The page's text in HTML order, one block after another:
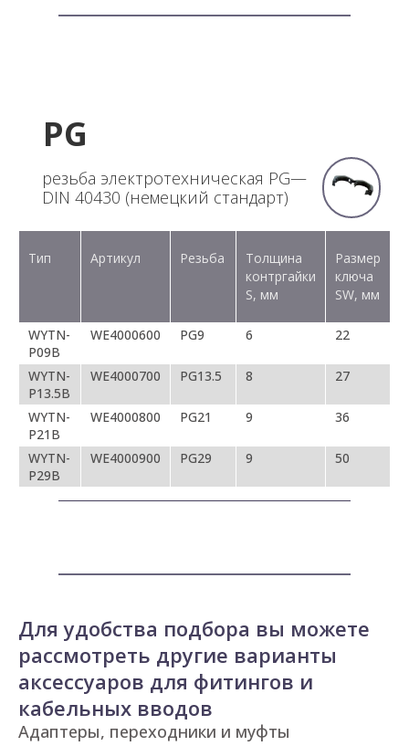
PG
резьба электротехническая PG—
DIN 40430 (немецкий стандарт)
Тип Артикул Резьба
Толщина
контргайки
S, мм
Размер
ключа
SW, мм
WYTN-
P09B
WE4000600 PG9 6 22
WYTN-
P13.5B
WE4000700 PG13.5 8 27
WYTN-
P21B
WE4000800 PG21 9 36
WYTN-
P29B
WE4000900 PG29 9 50
Для удобства подбора вы можете
рассмотреть другие варианты
аксессуаров для фитингов и
кабельных вводов
Адаптеры, переходники и муфты